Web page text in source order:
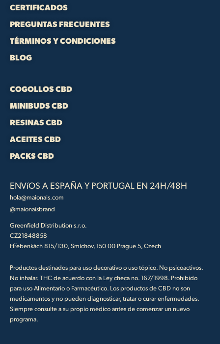
CERTIFICADOS
PREGUNTAS FRECUENTES
TÉRMINOS Y CONDICIONES
BLOG
COGOLLOS CBD
MINIBUDS CBD
RESINAS CBD
ACEITES CBD
PACKS CBD
ENVíOS A ESPAÑA Y PORTUGAL EN 24H/48H
hola@maionais.com
@maionaisbrand
Greenfield Distribution s.r.o.
CZ21848858
Hřebenkách 815/130, Smíchov, 150 00 Prague 5, Czech
Productos destinados para uso decorativo o uso tópico. No psicoactivos.
No inhalar. THC de acuerdo con la Ley checa no. 167/1998. Prohibido
para uso Alimentario o Farmacéutico. Los productos de CBD no son
medicamentos y no pueden diagnosticar, tratar o curar enfermedades.
Siempre consulte a su propio médico antes de comenzar un nuevo
programa.